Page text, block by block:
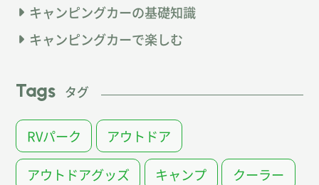
キャンピングカーの基礎知識
キャンピングカーで楽しむ
Tags タグ
RVパーク アウトドア
アウトドアグッズ キャンプ クーラー